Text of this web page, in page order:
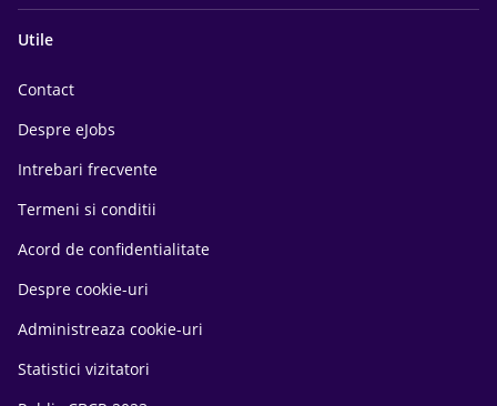
Utile
Contact
Despre eJobs
Intrebari frecvente
Termeni si conditii
Acord de confidentialitate
Despre cookie-uri
Administreaza cookie-uri
Statistici vizitatori